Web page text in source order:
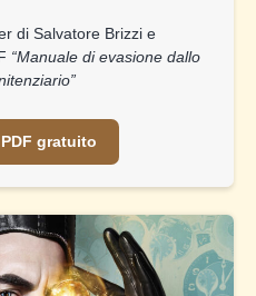
di Salvatore Brizzi e
“Manuale di evasione dallo
gratuito